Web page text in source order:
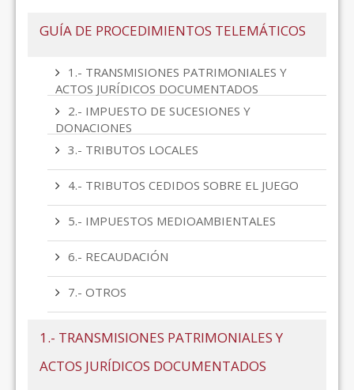
GUÍA DE PROCEDIMIENTOS TELEMÁTICOS
1.- TRANSMISIONES PATRIMONIALES Y
ACTOS JURÍDICOS DOCUMENTADOS
2.- IMPUESTO DE SUCESIONES Y
DONACIONES
3.- TRIBUTOS LOCALES
4.- TRIBUTOS CEDIDOS SOBRE EL JUEGO
5.- IMPUESTOS MEDIOAMBIENTALES
6.- RECAUDACIÓN
7.- OTROS
1.- TRANSMISIONES PATRIMONIALES Y
ACTOS JURÍDICOS DOCUMENTADOS